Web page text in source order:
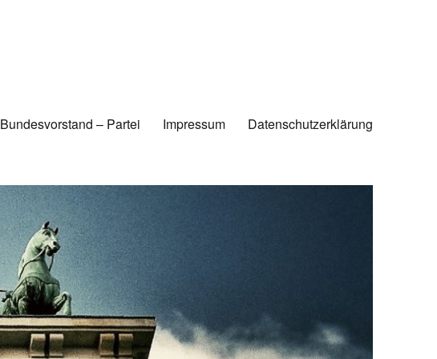
Bundesvorstand – Partei Impressum Datenschutzerklärung